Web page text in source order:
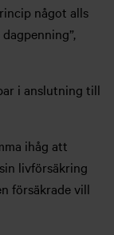
något alls
i anslutning till
ihåg att
livförsäkring
försäkrade vill